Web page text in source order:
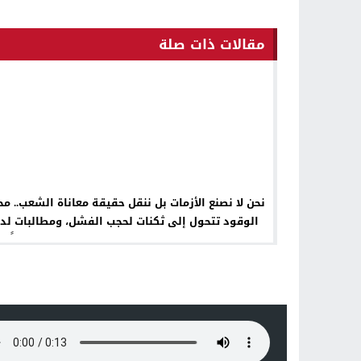
مقالات ذات صلة
نحن لا نصنع الأزمات بل ننقل حقيقة معاناة الشعب..
الوقود تتحول إلى ثكنات لحجب الفشل، ومطالبات
الرئيس علي الزيدي بإقالة حسين طالب فوراً